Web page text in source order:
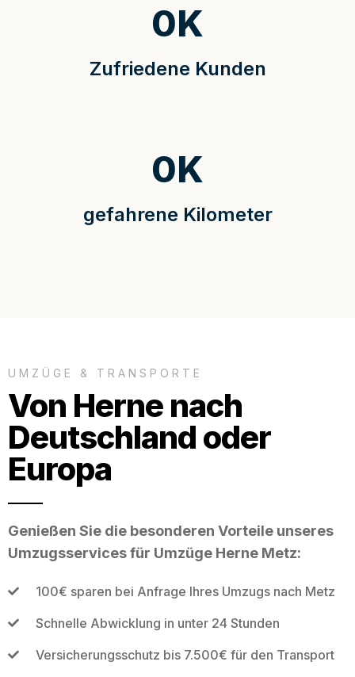
Zufriedene Kunden
0K
gefahrene Kilometer
0K
UMZÜGE & TRANSPORTE
Von Herne nach
Deutschland oder
Europa
Genießen Sie die besonderen Vorteile unseres
Umzugsservices für Umzüge Herne Metz:
100€ sparen bei Anfrage Ihres Umzugs nach Metz
Schnelle Abwicklung in unter 24 Stunden
Versicherungsschutz bis 7.500€ für den Transport